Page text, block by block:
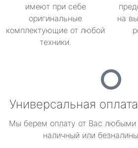
имеют при себе
оригинальные
комплектующие от любой
техники.
на
Универсальная
Мы берем оплату от Вас любыми
наличный или